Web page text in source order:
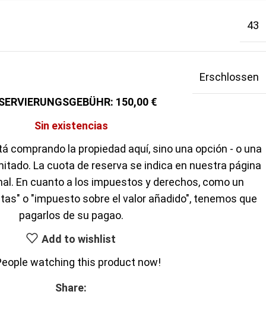
43
Erschlossen
150,00
Sin existencias
comprando la propiedad aquí, sino una opción - o una
La cuota de reserva se indica en nuestra página
En cuanto a los impuestos y derechos, como un
o "impuesto sobre el valor añadido", tenemos que
pagarlos de su pagao.
Add to wishlist
watching this product now!
Share: